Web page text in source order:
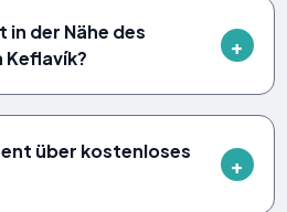
der Nähe des
über kostenloses